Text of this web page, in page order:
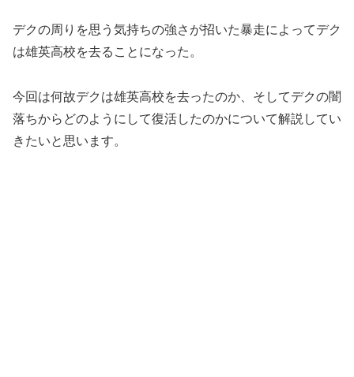
デクの周りを思う気持ちの強さが招いた暴走によってデク
は雄英高校を去ることになった。
今回は何故デクは雄英高校を去ったのか、そしてデクの闇
落ちからどのようにして復活したのかについて解説してい
きたいと思います。